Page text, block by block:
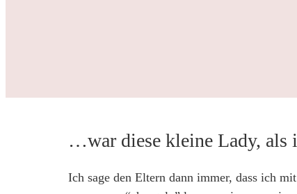
…war diese kleine Lady, als
Ich sage den Eltern dann immer, dass ich